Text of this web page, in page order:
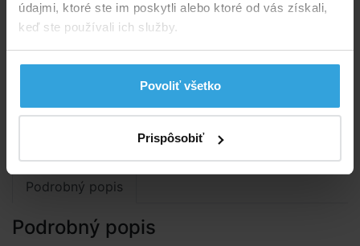
údajmi, ktoré ste im poskytli alebo ktoré od vás získali,
keď ste používali ich služby.
Povoliť všetko
Prispôsobiť
Sledovať dostupnost
Do košíka
Spýtajte sa predavača
Podrobný popis
Podrobný popis